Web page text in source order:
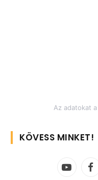
Az adatokat a
KÖVESS MINKET!
YouTube